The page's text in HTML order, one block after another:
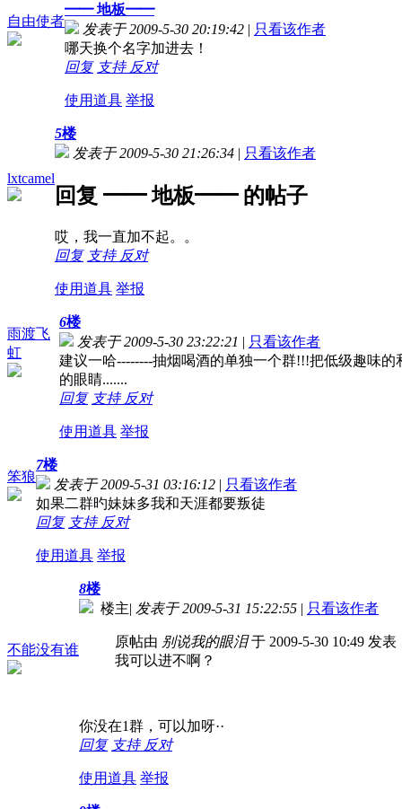
自由使者
━━ 地板━━
发表于 2009-5-30 20:19:42 | 只看该作者
哪天换个名字加进去！
回复 支持 反对
使用道具 举报
lxtcamel
5楼
发表于 2009-5-30 21:26:34 | 只看该作者
回复 ━━ 地板━━ 的帖子
哎，我一直加不起。。
回复 支持 反对
使用道具 举报
雨渡飞
虹
6楼
发表于 2009-5-30 23:22:21 | 只看该作者
建议一哈--------抽烟喝酒的单独一个群!!!把低级趣味
的眼睛.......
回复 支持 反对
使用道具 举报
笨狼
7楼
发表于 2009-5-31 03:16:12 | 只看该作者
如果二群旳妹妹多我和天涯都要叛徒
回复 支持 反对
使用道具 举报
不能没有谁
8楼
楼主| 发表于 2009-5-31 15:22:55 | 只看该作者
原帖由 别说我的眼泪于 2009-5-30 10:49 发表
我可以进不啊？
你没在1群，可以加呀··
回复 支持 反对
使用道具 举报